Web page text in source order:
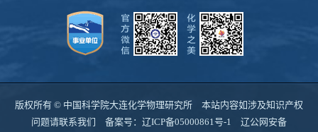
版权所有 © 中国科学院大连化学物理研究所 本站内容如涉及知识产权
问题请联系我们 备案号： 辽ICP备05000861号-1 辽公网安备